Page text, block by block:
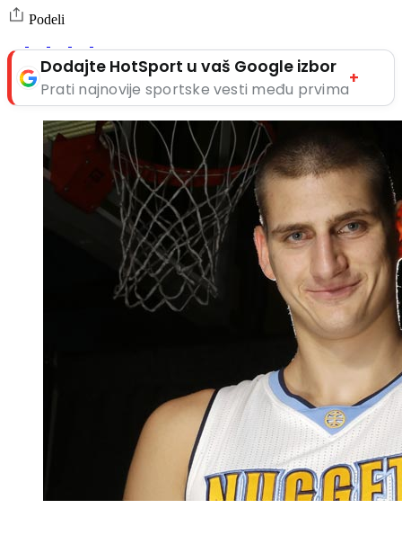
Podeli
Dodajte HotSport u vaš Google izbor
Prati najnovije sportske vesti među prvima
+